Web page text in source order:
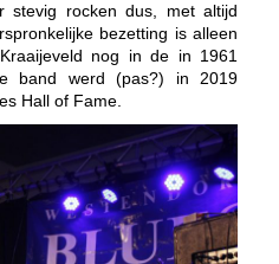
stevig rocken dus, met altijd
bezetting is alleen
nog in de in 1961
band werd (pas?) in 2019
Hall of Fame.